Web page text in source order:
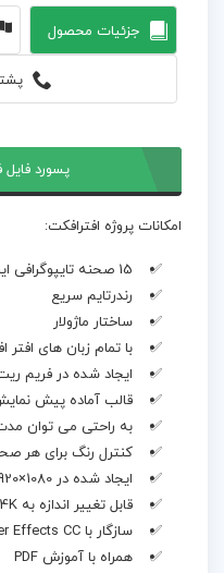
جزئیات محصول
پسورد
امکانات پروژه افترافکت:
15 صحنه تایپوگرافی اینستاگرام آماده استفاده
رندرتایم سریع
ساختار ماژولار
با تمام زبان های
ایجاد شده در فریم ریت 60 برای انیمیشن های
قالب آماده پیش
به راحتی می توان
کنترل رنگ برای هر
ایجاد شده در 1080×1920 (رزولوشن 9:16)
قابل تغییر اندازه به 4K
سازگار با After Effects CC
همراه با آموزش PDF